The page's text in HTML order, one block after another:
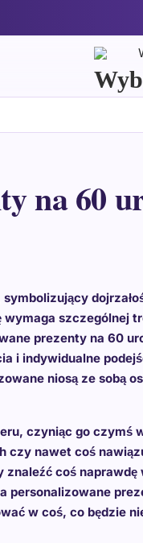
na 60
szczególnej
prezenty na 60
i indywidualne
niosą ze sobą
czyniąc go czymś
nawet coś
coś
personalizowane
w coś, co będzie